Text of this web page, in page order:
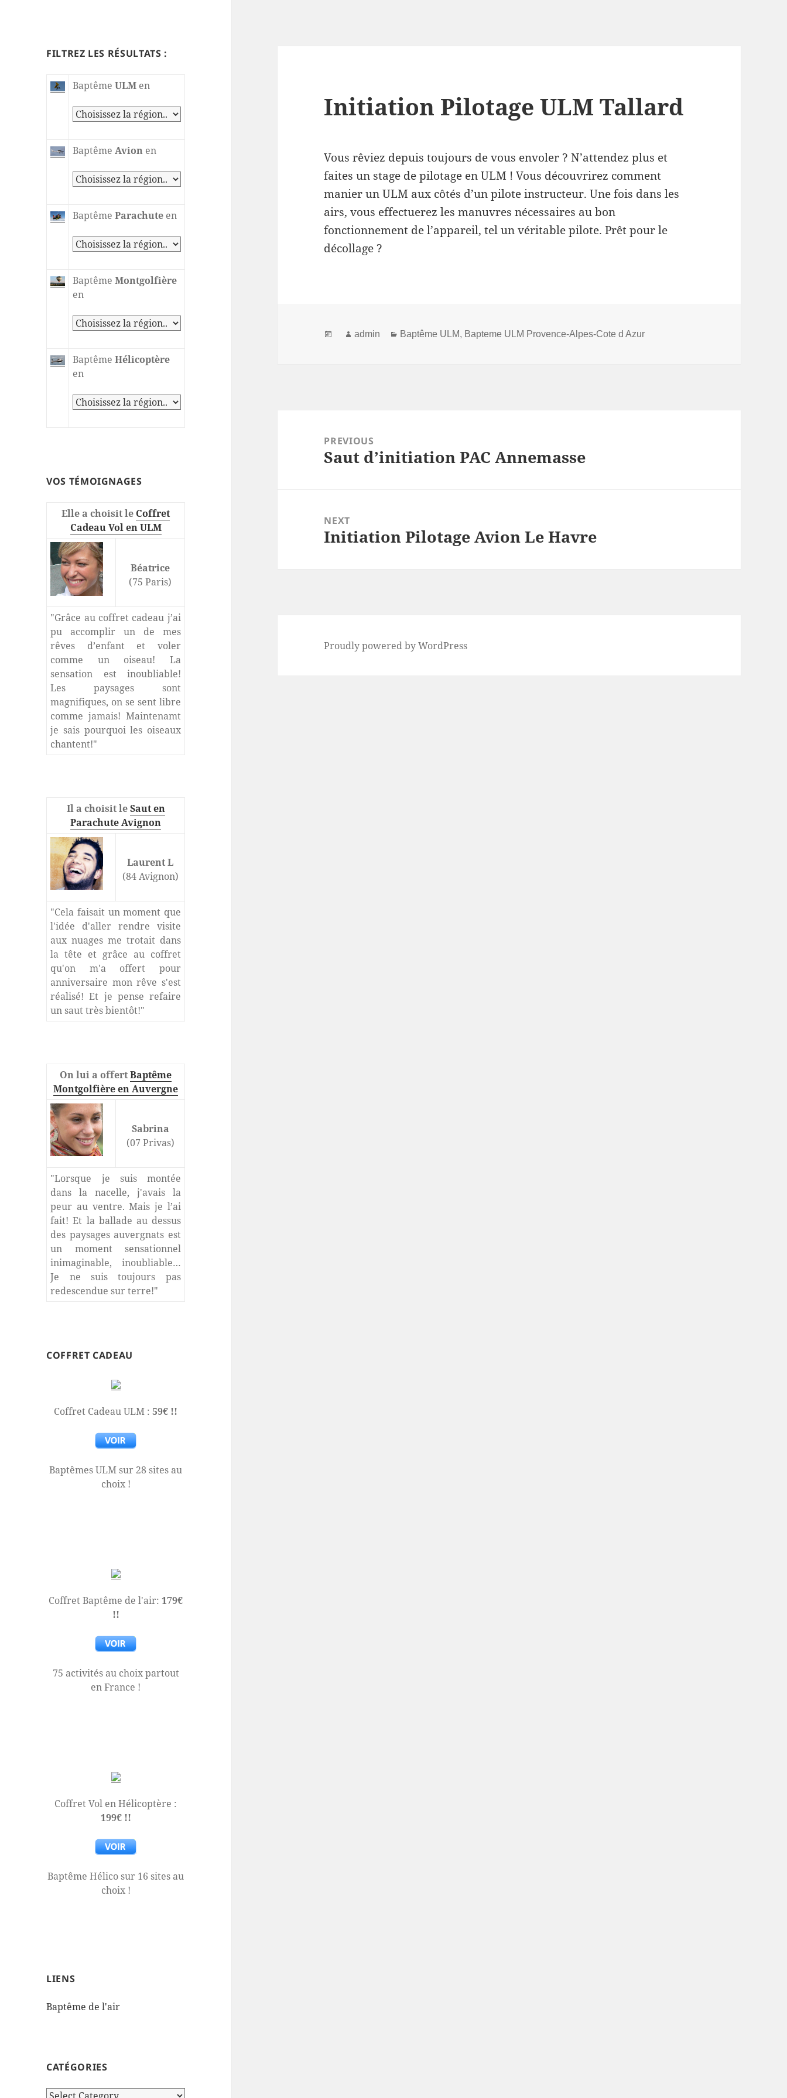
FILTREZ LES RÉSULTATS :
BaptêmeULM en
BaptêmeAvion en
BaptêmeParachute en
BaptêmeMontgolfière
en
BaptêmeHélicoptère
en
VOS TÉMOIGNAGES
Elle a choisit le Coffret
Cadeau Vol en ULM
Béatrice
(75 Paris)
"Grâce au coffret cadeau j’ai
pu accomplir un de mes
rêves d’enfant et voler
comme un oiseau! La
sensation est inoubliable!
Les paysages sont
magnifiques, on se sent libre
comme jamais! Maintenamt
je sais pourquoi les oiseaux
chantent!"
Il a choisit leSaut en
Parachute Avignon
Laurent L
(84 Avignon)
"Cela faisait un moment que
l'idée d'aller rendre visite
aux nuages me trotait dans
la tête et grâce au coffret
qu'on m'a offert pour
anniversaire mon rêve s'est
réalisé! Et je pense refaire
un saut très bientôt!"
On lui a offertBaptême
Montgolfière en Auvergne
Sabrina
(07 Privas)
"Lorsque je suis montée
dans la nacelle, j'avais la
peur au ventre. Mais je l’ai
fait! Et la ballade au dessus
des paysages auvergnats est
un moment sensationnel
inimaginable, inoubliable…
Je ne suis toujours pas
redescendue sur terre!"
COFFRET CADEAU
Coffret Cadeau ULM :59€ !!
Baptêmes ULM sur 28 sites au
choix !
Coffret Baptême de l'air: 179€
!!
75 activités au choix partout
en France !
Coffret Vol en Hélicoptère :
199€ !!
Baptême Hélico sur 16 sites au
choix !
LIENS
Baptême de l'air
CATÉGORIES
Catégories
Initiation Pilotage ULM Tallard
Vous rêviez depuis toujours de vous envoler ? N’attendez plus et
faites un stage de pilotage en ULM ! Vous découvrirez comment
manier un ULM aux côtés d’un pilote instructeur. Une fois dans les
airs, vous effectuerez les manuvres nécessaires au bon
fonctionnement de l’appareil, tel un véritable pilote. Prêt pour le
décollage ?
PostedAuthor
admin Categories
Baptême ULM, Bapteme ULM Provence-Alpes-Cote d Azur
navigationPREVIOUS
Previous
Saut d’initiation PAC Annemasse
NEXT
Next
Initiation Pilotage Avion Le Havre
Proudly powered by WordPress